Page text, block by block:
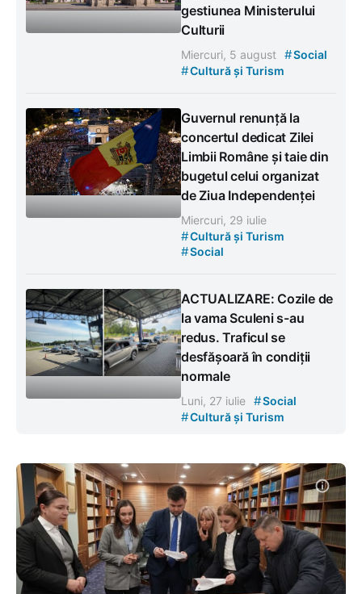
gestiunea Ministerului
Culturii
Miercuri, 5 august #Social
#Cultură și Turism
Guvernul renunță la
concertul dedicat Zilei
Limbii Române și taie din
bugetul celui organizat
de Ziua Independenței
Miercuri, 29 iulie
#Cultură și Turism
#Social
ACTUALIZARE: Cozile de
la vama Sculeni s-au
redus. Traficul se
desfășoară în condiții
normale
Luni, 27 iulie #Social
#Cultură și Turism